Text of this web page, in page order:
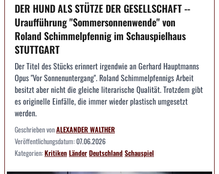
DER HUND ALS STÜTZE DER GESELLSCHAFT --
Uraufführung "Sommersonnenwende" von
Roland Schimmelpfennig im Schauspielhaus
STUTTGART
Der Titel des Stücks erinnert irgendwie an Gerhard Hauptmanns
Opus "Vor Sonnenuntergang". Roland Schimmelpfennigs Arbeit
besitzt aber nicht die gleiche literarische Qualität. Trotzdem gibt
es originelle Einfälle, die immer wieder plastisch umgesetzt
werden.
Geschrieben vonALEXANDER WALTHER
Veröffentlichungsdatum:07.06.2026
Kategorien:KritikenLänderDeutschlandSchauspiel